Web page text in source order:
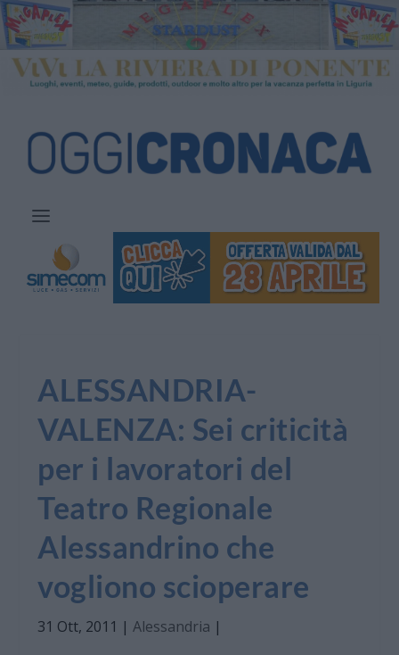
ALESSANDRIA-
VALENZA: Sei criticità
per i lavoratori del
Teatro Regionale
Alessandrino che
vogliono scioperare
31 Ott, 2011 |Alessandria |